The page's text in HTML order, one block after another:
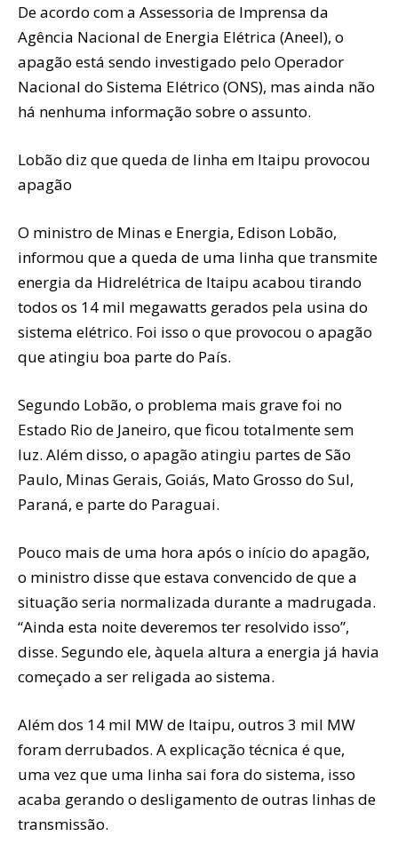
De acordo com a Assessoria de Imprensa da
Agência Nacional de Energia Elétrica (Aneel), o
apagão está sendo investigado pelo Operador
Nacional do Sistema Elétrico (ONS), mas ainda não
há nenhuma informação sobre o assunto.
Lobão diz que queda de linha em Itaipu provocou
apagão
O ministro de Minas e Energia, Edison Lobão,
informou que a queda de uma linha que transmite
energia da Hidrelétrica de Itaipu acabou tirando
todos os 14 mil megawatts gerados pela usina do
sistema elétrico. Foi isso o que provocou o apagão
que atingiu boa parte do País.
Segundo Lobão, o problema mais grave foi no
Estado Rio de Janeiro, que ficou totalmente sem
luz. Além disso, o apagão atingiu partes de São
Paulo, Minas Gerais, Goiás, Mato Grosso do Sul,
Paraná, e parte do Paraguai.
Pouco mais de uma hora após o início do apagão,
o ministro disse que estava convencido de que a
situação seria normalizada durante a madrugada.
“Ainda esta noite deveremos ter resolvido isso”,
disse. Segundo ele, àquela altura a energia já havia
começado a ser religada ao sistema.
Além dos 14 mil MW de Itaipu, outros 3 mil MW
foram derrubados. A explicação técnica é que,
uma vez que uma linha sai fora do sistema, isso
acaba gerando o desligamento de outras linhas de
transmissão.